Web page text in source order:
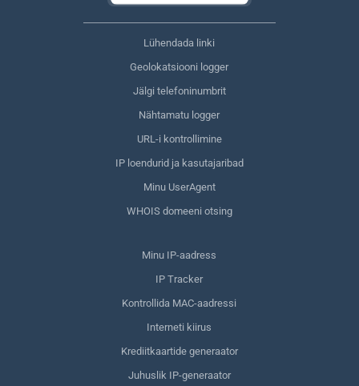
Lühendada linki
Geolokatsiooni logger
Jälgi telefoninumbrit
Nähtamatu logger
URL-i kontrollimine
IP loendurid ja kasutajaribad
Minu UserAgent
WHOIS domeeni otsing
Minu IP-aadress
IP Tracker
Kontrollida MAC-aadressi
Interneti kiirus
Krediitkaartide generaator
Juhuslik IP-generaator